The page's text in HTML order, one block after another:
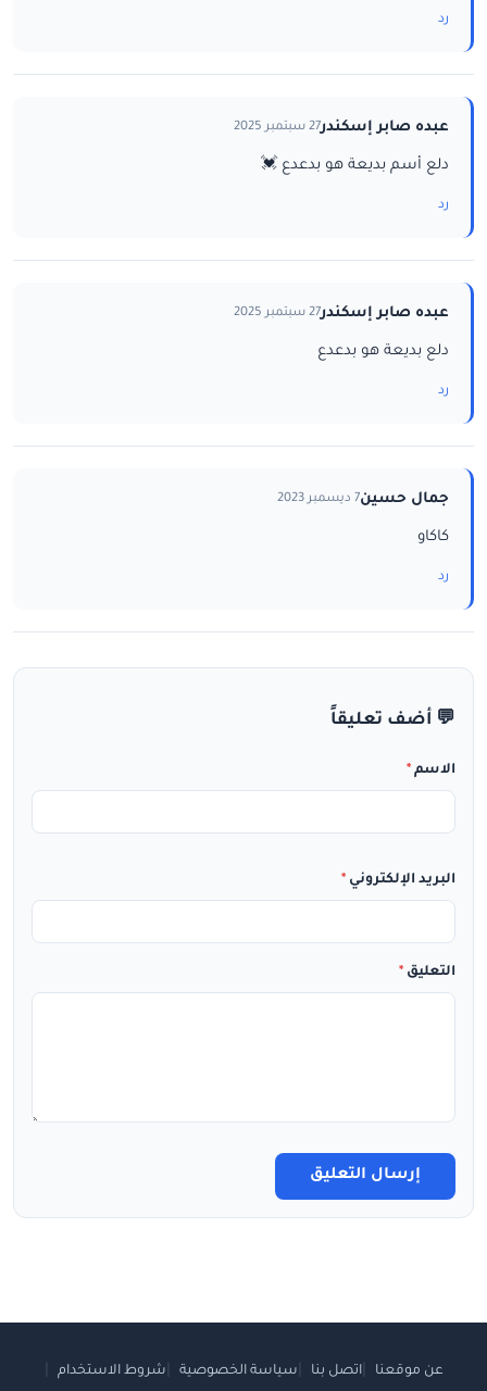
رد
عبده صابر إسكندر27 سبتمبر 2025
دلع أسم بديعة هو بدعدع 💓
رد
عبده صابر إسكندر27 سبتمبر 2025
دلع بديعة هو بدعدع
رد
جمال حسين7 ديسمبر 2023
كاكاو
رد
💬 أضف تعليقاً
الاسم *
البريد الإلكتروني *
التعليق *
إرسال التعليق
عن موقعنا اتصل بنا سياسة الخصوصية شروط الاستخدام